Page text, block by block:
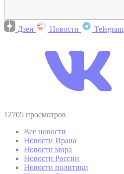
Дзен Новости Telegram
12705 просмотров
Все новости
Новости Ирана
Новости мира
Новости России
Новости политики